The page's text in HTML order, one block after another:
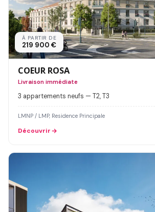
À PARTIR DE
219 900 €
COEUR ROSA
Livraison immédiate
3 appartements neufs — T2, T3
LMNP / LMP, Residence Principale
Découvrir